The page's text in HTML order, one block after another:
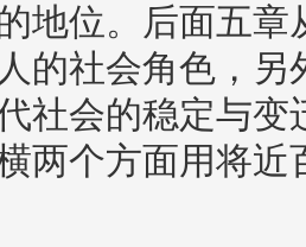
地位。后面五
的社会角色，
社会的稳定与
两个方面用将